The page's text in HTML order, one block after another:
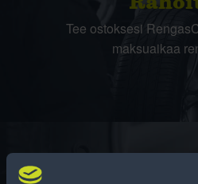
Tee ostoksesi
maksuaikaa